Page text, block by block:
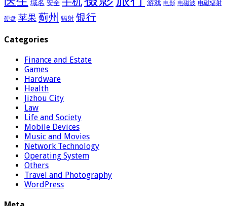
域名 安全 游戏 电影 电磁波 电磁辐射
硬盘 苹果 蓟州 辐射 银行
Categories
Finance and Estate
Games
Hardware
Health
Jizhou City
Law
Life and Society
Mobile Devices
Music and Movies
Network Technology
Operating System
Others
Travel and Photography
WordPress